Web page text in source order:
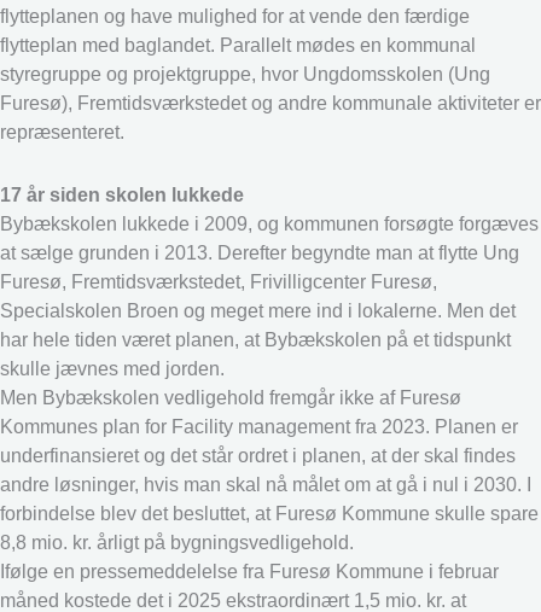
flytteplanen og have mulighed for at vende den færdige
flytteplan med baglandet. Parallelt mødes en kommunal
styregruppe og projektgruppe, hvor Ungdomsskolen (Ung
Furesø), Fremtidsværkstedet og andre kommunale aktiviteter er
repræsenteret.
17 år siden skolen lukkede
Bybækskolen lukkede i 2009, og kommunen forsøgte forgæves
at sælge grunden i 2013. Derefter begyndte man at flytte Ung
Furesø, Fremtidsværkstedet, Frivilligcenter Furesø,
Specialskolen Broen og meget mere ind i lokalerne. Men det
har hele tiden været planen, at Bybækskolen på et tidspunkt
skulle jævnes med jorden.
Men Bybækskolen vedligehold fremgår ikke af Furesø
Kommunes plan for Facility management fra 2023. Planen er
underfinansieret og det står ordret i planen, at der skal findes
andre løsninger, hvis man skal nå målet om at gå i nul i 2030. I
forbindelse blev det besluttet, at Furesø Kommune skulle spare
8,8 mio. kr. årligt på bygningsvedligehold.
Ifølge en pressemeddelelse fra Furesø Kommune i februar
måned kostede det i 2025 ekstraordinært 1,5 mio. kr. at